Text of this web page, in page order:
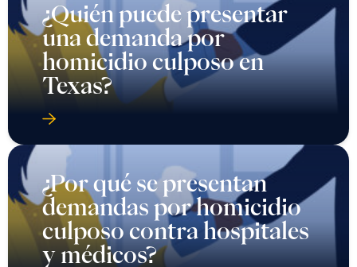
¿Quién puede presentar
una demanda por
homicidio culposo en
Texas?
¿Por qué se presentan
demandas por homicidio
culposo contra hospitales
y médicos?